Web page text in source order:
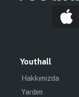
Youthall
Hakkımızda
Yardım